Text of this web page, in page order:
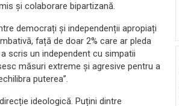
și colaborare bipartizană.
democrați și independenții apropiați
față de doar 2% care ar pleda
scris un independent cu simpatii
măsuri extreme și agresive pentru a
puterea”.
ideologică. Puțini dintre